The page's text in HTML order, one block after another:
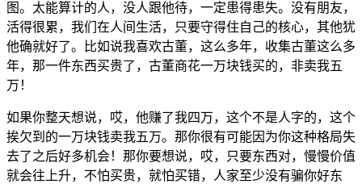
图。 太能算计的人， 没人跟他待， 一定患得患失。 没有朋友，
活得很累， 我们 在人间 生活， 只要守得住自 己的核心， 其他犹
他确就好了。 比如说我喜欢古董， 这么多年， 收集古董这么多
年， 那一件东西买贵了， 古董商花一万块钱买的， 非卖我五
万！
如果你整天想说， 哎， 他赚了我四万， 这个不是人字的， 这个
挨欠到 的一万块钱卖我五万。 那你很有可能因 为你这种格局失
去了之后好多机会！ 那你要想说， 哎， 只要东西对， 慢慢价值
就会往 上升， 不怕买贵， 就怕买错， 人家至少没有骗你好东